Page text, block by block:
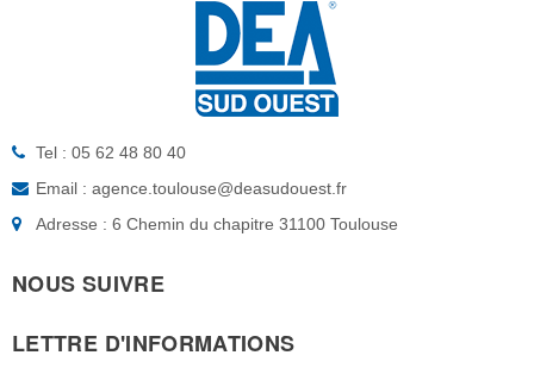
Tel : 05 62 48 80 40
Email : agence.toulouse@deasudouest.fr
Adresse : 6 Chemin du chapitre 31100 Toulouse
NOUS SUIVRE
LETTRE D'INFORMATIONS